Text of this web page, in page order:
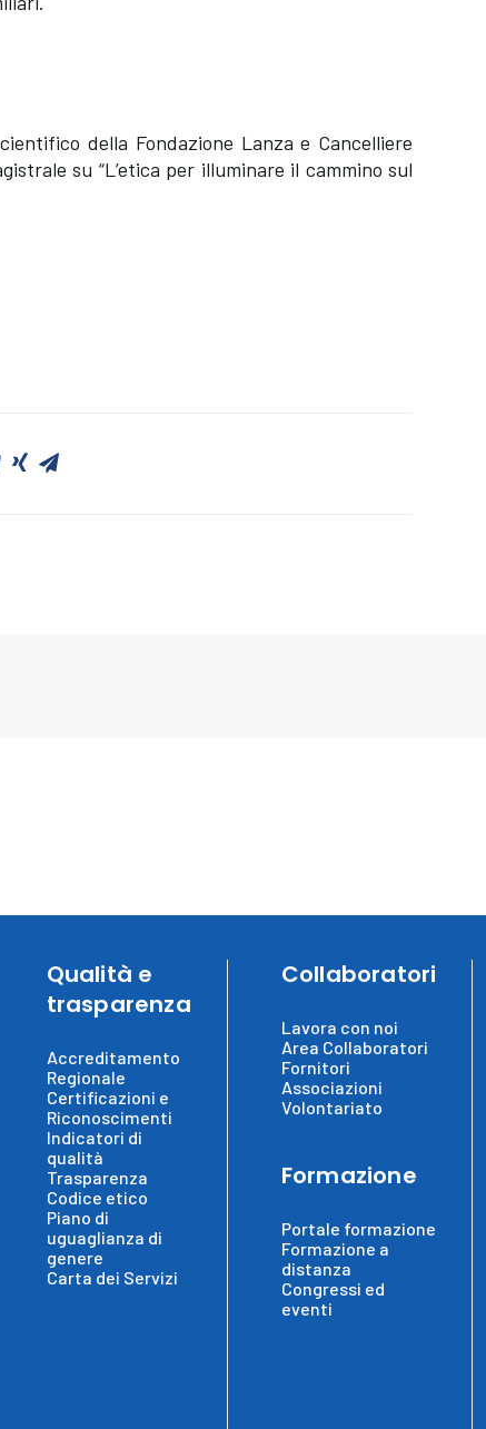
della Fondazione Lanza e Cancelliere
su “L’etica per illuminare il cammino sul
Qualità e
trasparenza
Accreditamento
Regionale
Certificazioni e
Riconoscimenti
Indicatori di
qualità
Trasparenza
Codice etico
Piano di
uguaglianza di
genere
Carta dei Servizi
Collaboratori
Lavora con noi
Area Collaboratori
Fornitori
Associazioni
Volontariato
Formazione
Portale formazione
Formazione a
distanza
Congressi ed
eventi